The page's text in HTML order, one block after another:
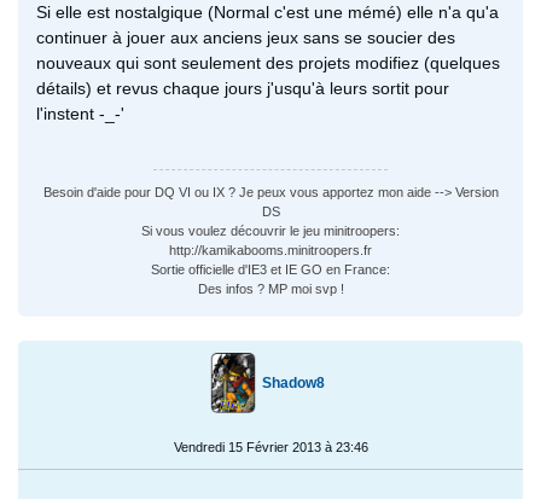
Si elle est nostalgique (Normal c'est une mémé) elle n'a qu'a
continuer à jouer aux anciens jeux sans se soucier des
nouveaux qui sont seulement des projets modifiez (quelques
détails) et revus chaque jours j'usqu'à leurs sortit pour
l'instent -_-'
Besoin d'aide pour DQ VI ou IX ? Je peux vous apportez mon aide --> Version
DS
Si vous voulez découvrir le jeu minitroopers:
http://kamikabooms.minitroopers.fr
Sortie officielle d'IE3 et IE GO en France:
Des infos ? MP moi svp !
Shadow8
Vendredi 15 Février 2013 à 23:46